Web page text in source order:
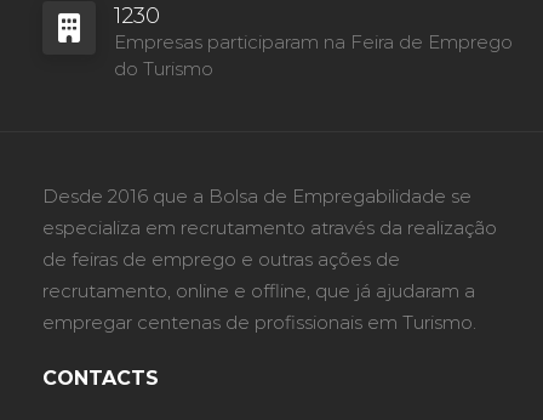
1230
Empresas participaram na Feira de Emprego
do Turismo
Desde 2016 que a Bolsa de Empregabilidade se
especializa em recrutamento através da realização
de feiras de emprego e outras ações de
recrutamento, online e offline, que já ajudaram a
empregar centenas de profissionais em Turismo.
CONTACTS